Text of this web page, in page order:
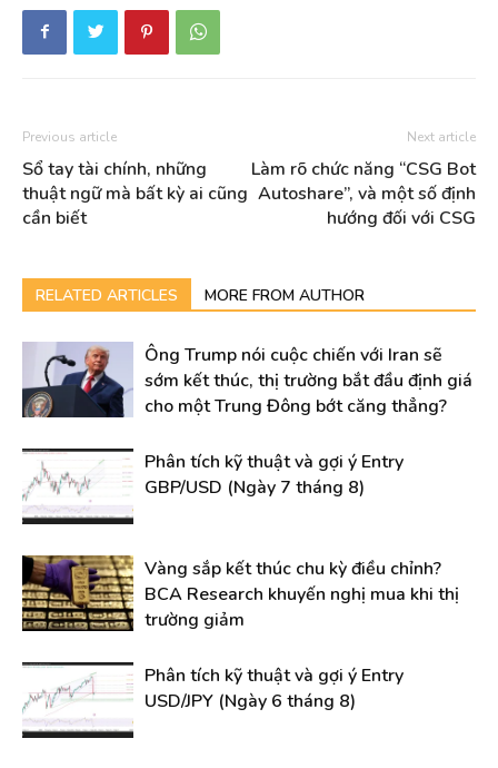
Previous article
Sổ tay tài chính, những
thuật ngữ mà bất kỳ ai cũng
cần biết
Next article
Làm rõ chức năng “CSG Bot
Autoshare”, và một số định
hướng đối với CSG
RELATED ARTICLES MORE FROM AUTHOR
Ông Trump nói cuộc chiến với Iran sẽ
sớm kết thúc, thị trường bắt đầu định giá
cho một Trung Đông bớt căng thẳng?
Phân tích kỹ thuật và gợi ý Entry
GBP/USD (Ngày 7 tháng 8)
Vàng sắp kết thúc chu kỳ điều chỉnh?
BCA Research khuyến nghị mua khi thị
trường giảm
Phân tích kỹ thuật và gợi ý Entry
USD/JPY (Ngày 6 tháng 8)